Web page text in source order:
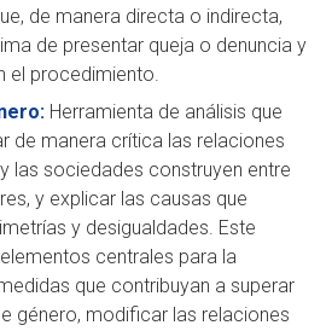
de manera directa o indirecta,
de presentar queja o denuncia y
el procedimiento.
Herramienta de análisis que
de manera crítica las relaciones
las sociedades construyen entre
y explicar las causas que
y desigualdades. Este
centrales para la
que contribuyan a superar
género, modificar las relaciones